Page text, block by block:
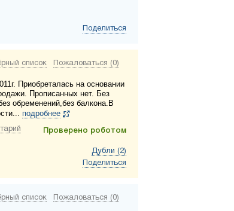
Поделиться
список Пожаловаться (0)
Приобреталась на основании
Прописанных нет. Без
обременений,без балкона.В
подробнее
Проверено роботом
Дубли (2)
Поделиться
список Пожаловаться (0)